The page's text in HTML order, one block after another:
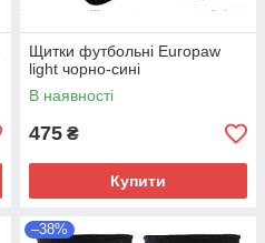
Щитки футбольні Europaw
light чорно-сині
В наявності
475 ₴
Купити
–38%